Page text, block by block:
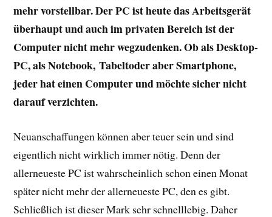
mehr vorstellbar. Der PC ist heute das Arbeitsgerät
überhaupt und auch im privaten Bereich ist der
Computer nicht mehr wegzudenken. Ob als Desktop-
PC, als Notebook, Tabeltoder aber Smartphone,
jeder hat einen Computer und möchte sicher nicht
darauf verzichten.
Neuanschaffungen können aber teuer sein und sind
eigentlich nicht wirklich immer nötig. Denn der
allerneueste PC ist wahrscheinlich schon einen Monat
später nicht mehr der allerneueste PC, den es gibt.
Schließlich ist dieser Mark sehr schnelllebig. Daher